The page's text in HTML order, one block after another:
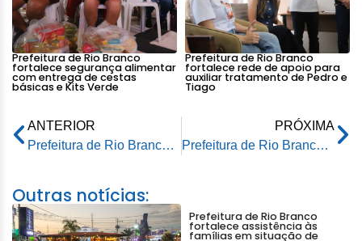
Prefeitura de Rio Branco
fortalece segurança alimentar
com entrega de cestas
básicas e Kits Verde
Prefeitura de Rio Branco
fortalece rede de apoio para
auxiliar tratamento de Pedro e
Tiago
ANTERIOR
Prefeitura de Rio Branco e Governo do Acre promovem ação pela redução da mortalidade materna
PRÓXIMA
Prefeitura de Rio Branco avança nas obras do Mercado Elias Mansour com apoio de consultoria especializada
Outras notícias:
Prefeitura de Rio Branco
fortalece assistência às
famílias em situação de